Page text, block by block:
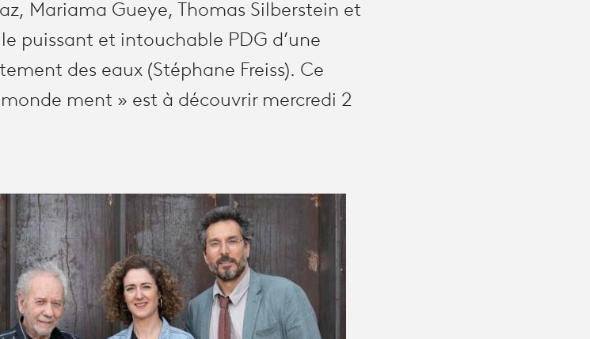
Mariama Gueye, Thomas Silberstein et
puissant et intouchable PDG d’une
des eaux (Stéphane Freiss). Ce
ment » est à découvrir mercredi 2